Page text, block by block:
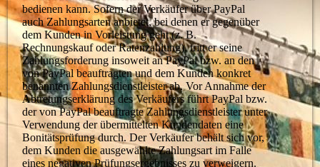
bedienen kann. Sofern der Verkäufer über PayPal
auch Zahlungsarten anbietet, bei denen er gegenüber
dem Kunden in Vorleistung geht (z. B.
Rechnungskauf oder Ratenzahlung), tritt er seine
Zahlungsforderung insoweit an PayPal bzw. an den
von PayPal beauftragten und dem Kunden konkret
benannten Zahlungsdienstleister ab. Vor Annahme der
Abtretungserklärung des Verkäufers führt PayPal bzw.
der von PayPal beauftragte Zahlungsdienstleister unter
Verwendung der übermittelten Kundendaten eine
Bonitätsprüfung durch. Der Verkäufer behält sich vor,
dem Kunden die ausgewählte Zahlungsart im Falle
eines negativen Prüfungsergebnisses zu verweigern.